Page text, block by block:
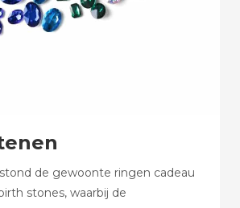
de gewoonte ringen cadeau
stones, waarbij de